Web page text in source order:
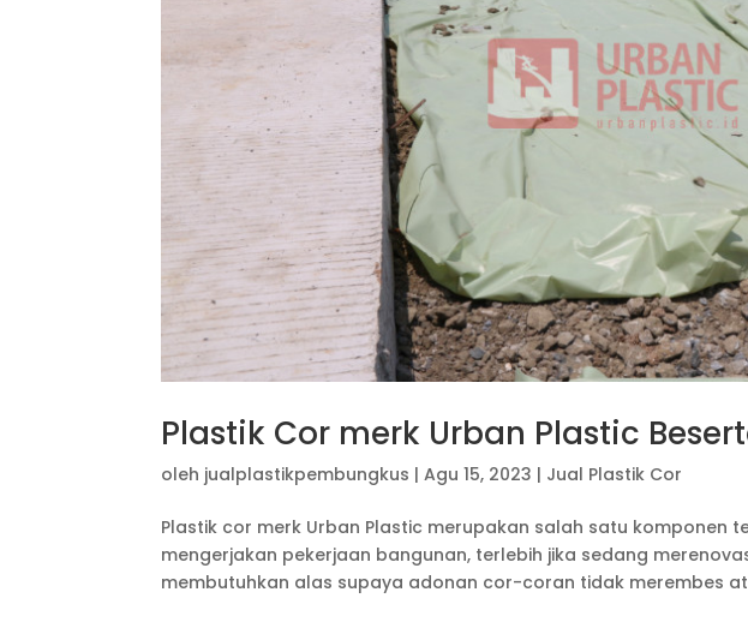
Plastik Cor merk Urban Plastic
oleh jualplastikpembungkus |Agu 15, 2023 | Jual Plastik Cor
Plastik cor merk Urban Plastic merupakan salah satu komponen
mengerjakan pekerjaan bangunan, terlebih jika sedang
membutuhkan alas supaya adonan cor-coran tidak merembes